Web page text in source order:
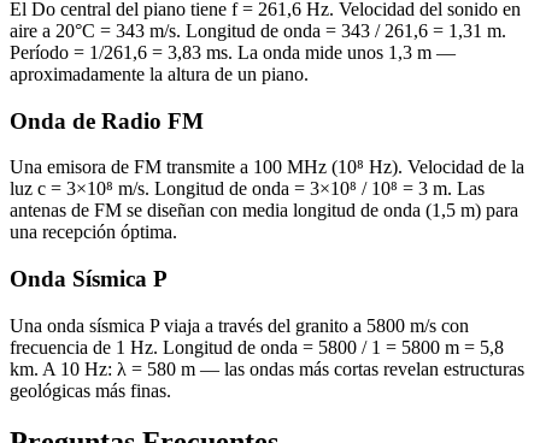
El Do central del piano tiene f = 261,6 Hz. Velocidad del sonido en
aire a 20°C = 343 m/s. Longitud de onda = 343 / 261,6 = 1,31 m.
Período = 1/261,6 = 3,83 ms. La onda mide unos 1,3 m —
aproximadamente la altura de un piano.
Onda de Radio FM
Una emisora de FM transmite a 100 MHz (10⁸ Hz). Velocidad de la
luz c = 3×10⁸ m/s. Longitud de onda = 3×10⁸ / 10⁸ = 3 m. Las
antenas de FM se diseñan con media longitud de onda (1,5 m) para
una recepción óptima.
Onda Sísmica P
Una onda sísmica P viaja a través del granito a 5800 m/s con
frecuencia de 1 Hz. Longitud de onda = 5800 / 1 = 5800 m = 5,8
km. A 10 Hz: λ = 580 m — las ondas más cortas revelan estructuras
geológicas más finas.